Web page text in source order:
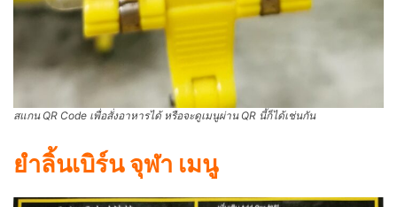
สแกน QR Code เพื่อสั่งอาหารได้ หรือจะดูเมนูผ่าน QR นี้ก็ได้เช่นกัน
ยำลิ้นเบิร์น จุฬา เมนู